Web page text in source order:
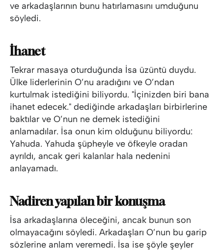
ve arkadaşlarının bunu hatırlamasını umduğunu
söyledi.
İhanet
Tekrar masaya oturduğunda İsa üzüntü duydu.
Ülke liderlerinin O’nu aradığını ve O’ndan
kurtulmak istediğini biliyordu. "İçinizden biri bana
ihanet edecek." dediğinde arkadaşları birbirlerine
baktılar ve O’nun ne demek istediğini
anlamadılar. İsa onun kim olduğunu biliyordu:
Yahuda. Yahuda şüpheyle ve öfkeyle oradan
ayrıldı, ancak geri kalanlar hala nedenini
anlayamadı.
Nadiren yapılan bir konuşma
İsa arkadaşlarına öleceğini, ancak bunun son
olmayacağını söyledi. Arkadaşları O’nun bu garip
sözlerine anlam veremedi. İsa ise şöyle şeyler